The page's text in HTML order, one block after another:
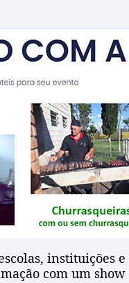
instituições
com um